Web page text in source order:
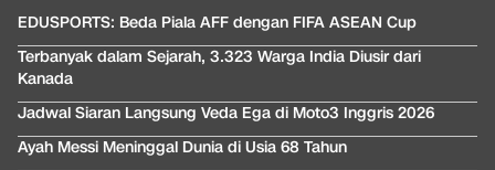
EDUSPORTS: Beda Piala AFF dengan FIFA ASEAN Cup
Terbanyak dalam Sejarah, 3.323 Warga India Diusir dari
Kanada
Jadwal Siaran Langsung Veda Ega di Moto3 Inggris 2026
Ayah Messi Meninggal Dunia di Usia 68 Tahun